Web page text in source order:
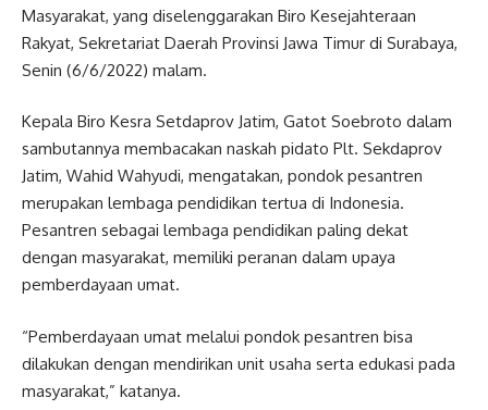
Masyarakat, yang diselenggarakan Biro Kesejahteraan
Rakyat, Sekretariat Daerah Provinsi Jawa Timur di Surabaya,
Senin (6/6/2022) malam.
Kepala Biro Kesra Setdaprov Jatim, Gatot Soebroto dalam
sambutannya membacakan naskah pidato Plt. Sekdaprov
Jatim, Wahid Wahyudi, mengatakan, pondok pesantren
merupakan lembaga pendidikan tertua di Indonesia.
Pesantren sebagai lembaga pendidikan paling dekat
dengan masyarakat, memiliki peranan dalam upaya
pemberdayaan umat.
“Pemberdayaan umat melalui pondok pesantren bisa
dilakukan dengan mendirikan unit usaha serta edukasi pada
masyarakat,” katanya.